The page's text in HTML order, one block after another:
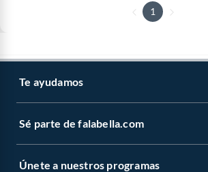
1
Te ayudamos
Sé parte de falabella.com
Únete a nuestros programas